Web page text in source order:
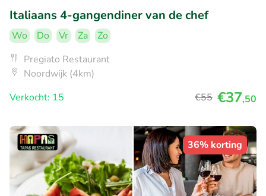
Italiaans 4-gangendiner van de chef
Wo Do Vr Za
Zo
Pregiato Restaurant
Noordwijk (4km)
Verkocht: 15
€55 €37,50
36% korting